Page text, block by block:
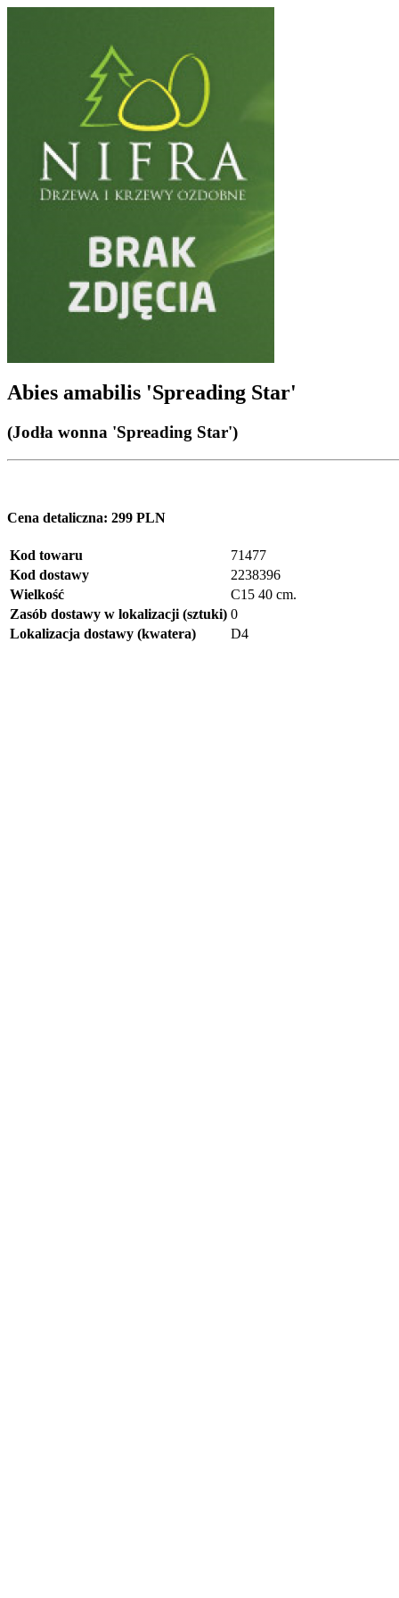
Abies amabilis 'Spreading Star'
(Jodła wonna 'Spreading Star')
Cena detaliczna: 299 PLN
Kod towaru
71477
Kod dostawy
2238396
Wielkość
C15 40 cm.
Zasób dostawy w lokalizacji (sztuki) 0
Lokalizacja dostawy (kwatera)
D4